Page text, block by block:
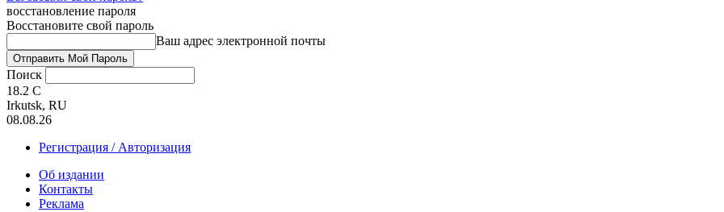
восстановление пароля
Восстановите свой пароль
Ваш адрес электронной почты
Поиск
18.2 C
Irkutsk, RU
08.08.26
Регистрация / Авторизация
Об издании
Контакты
Реклама